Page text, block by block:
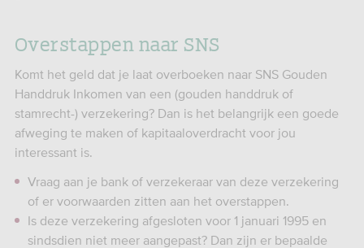
Overstappen naar SNS
Komt het geld dat je laat overboeken naar SNS Gouden
Handdruk Inkomen van een (gouden handdruk of
stamrecht-) verzekering? Dan is het belangrijk een goede
afweging te maken of kapitaaloverdracht voor jou
interessant is.
Vraag aan je bank of verzekeraar van deze verzekering
of er voorwaarden zitten aan het overstappen.
Is deze verzekering afgesloten voor 1 januari 1995 en
sindsdien niet meer aangepast? Dan zijn er bepaalde